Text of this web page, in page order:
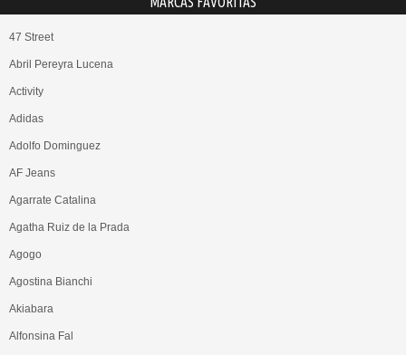
47 Street
Abril Pereyra Lucena
Activity
Adidas
Adolfo Dominguez
AF Jeans
Agarrate Catalina
Agatha Ruiz de la Prada
Agogo
Agostina Bianchi
Akiabara
Alfonsina Fal